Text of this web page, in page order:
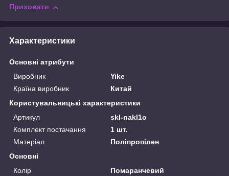
Приховати
Характеристики
Основні атрибути
Виробник
Yike
Країна виробник
Китай
Користувальницькі характеристики
Артикул
skl-nakl1o
Комплект постачання
1 шт.
Матеріал
Поліпропілен
Основні
Колір
Помаранчевий